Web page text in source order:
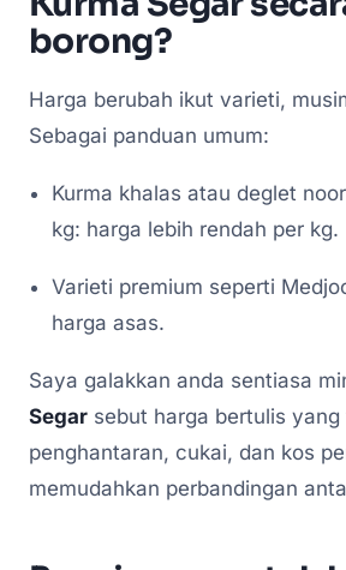
borong?
Harga berubah ikut varieti,
Sebagai panduan umum:
Kurma khalas atau deglet
kg: harga lebih rendah per kg.
Varieti premium seperti
harga asas.
Saya galakkan anda sentiasa
Segar sebut harga bertulis
penghantaran, cukai, dan kos
memudahkan perbandingan